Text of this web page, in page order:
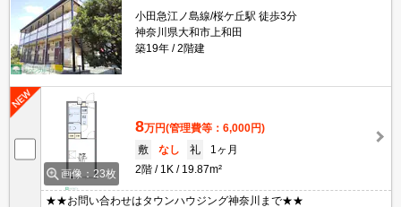
小田急江ノ島線/桜ケ丘駅 徒歩3分
神奈川県大和市上和田
築19年
2階建
画像：23枚
8万円(管理費等：6,000円)
敷
なし 礼
1ヶ月
2階
1K 19.87m²
★★お問い合わせはタウンハウジング神奈川まで★★